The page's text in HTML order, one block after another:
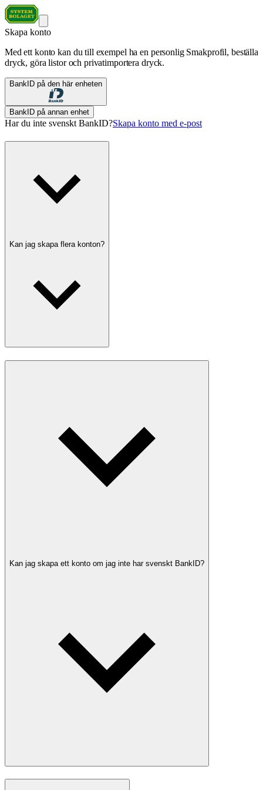
Skapa konto
Med ett konto kan du till exempel ha en personlig Smakprofil, beställa
dryck, göra listor och privatimportera dryck.
BankID på den här enheten
BankID på annan enhet
Har du inte svenskt BankID?Skapa konto med e-post
Kan jag skapa flera konton?
Kan jag skapa ett konto om jag inte har svenskt BankID?